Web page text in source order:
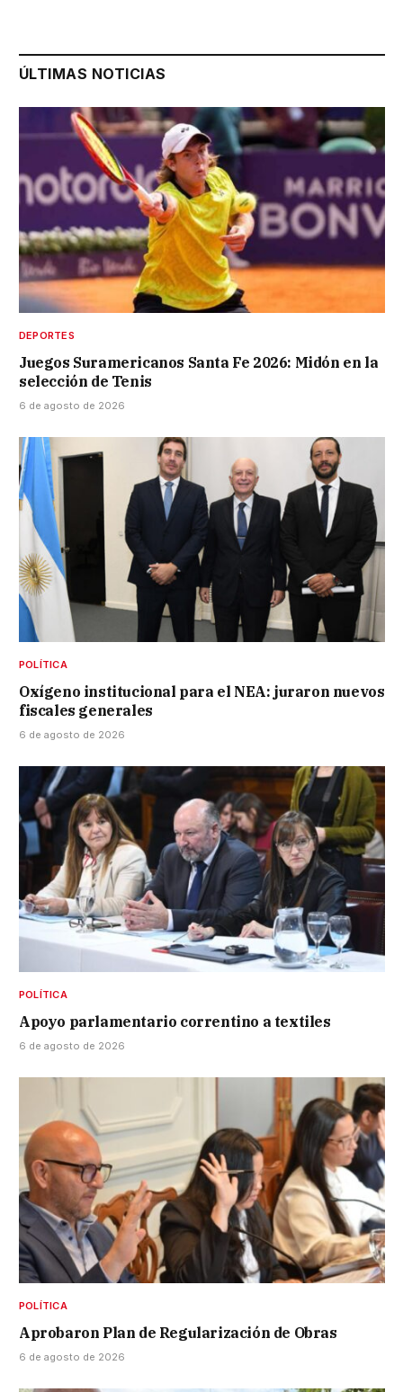
ÚLTIMAS NOTICIAS
DEPORTES
Juegos Suramericanos Santa Fe 2026: Midón en la
selección de Tenis
6 de agosto de 2026
POLÍTICA
Oxígeno institucional para el NEA: juraron nuevos
fiscales generales
6 de agosto de 2026
POLÍTICA
Apoyo parlamentario correntino a textiles
6 de agosto de 2026
POLÍTICA
Aprobaron Plan de Regularización de Obras
6 de agosto de 2026